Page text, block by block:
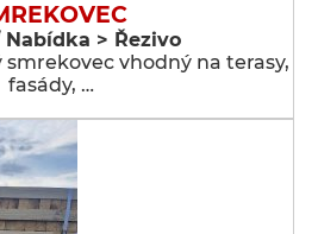
Nabídka > Řezivo
vhodný na terasy,
fasády, …